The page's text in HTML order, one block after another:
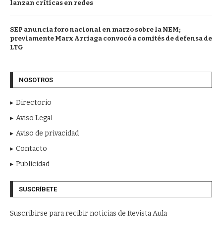
lanzan críticas en redes
SEP anuncia foro nacional en marzo sobre la NEM;
previamente Marx Arriaga convocó a comités de defensa de
LTG
NOSOTROS
Directorio
Aviso Legal
Aviso de privacidad
Contacto
Publicidad
SUSCRÍBETE
Suscribirse para recibir noticias de Revista Aula